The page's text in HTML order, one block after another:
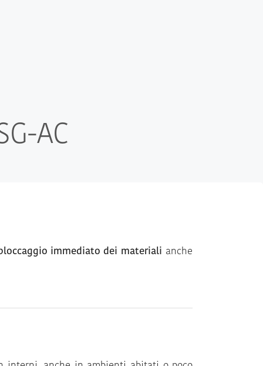
AC
immediato dei materiali anche